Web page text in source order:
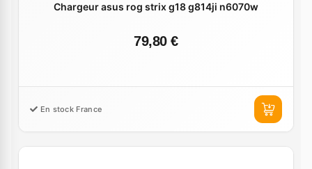
Chargeur asus rog strix g18 g814ji n6070w
79,80 €
En stock France